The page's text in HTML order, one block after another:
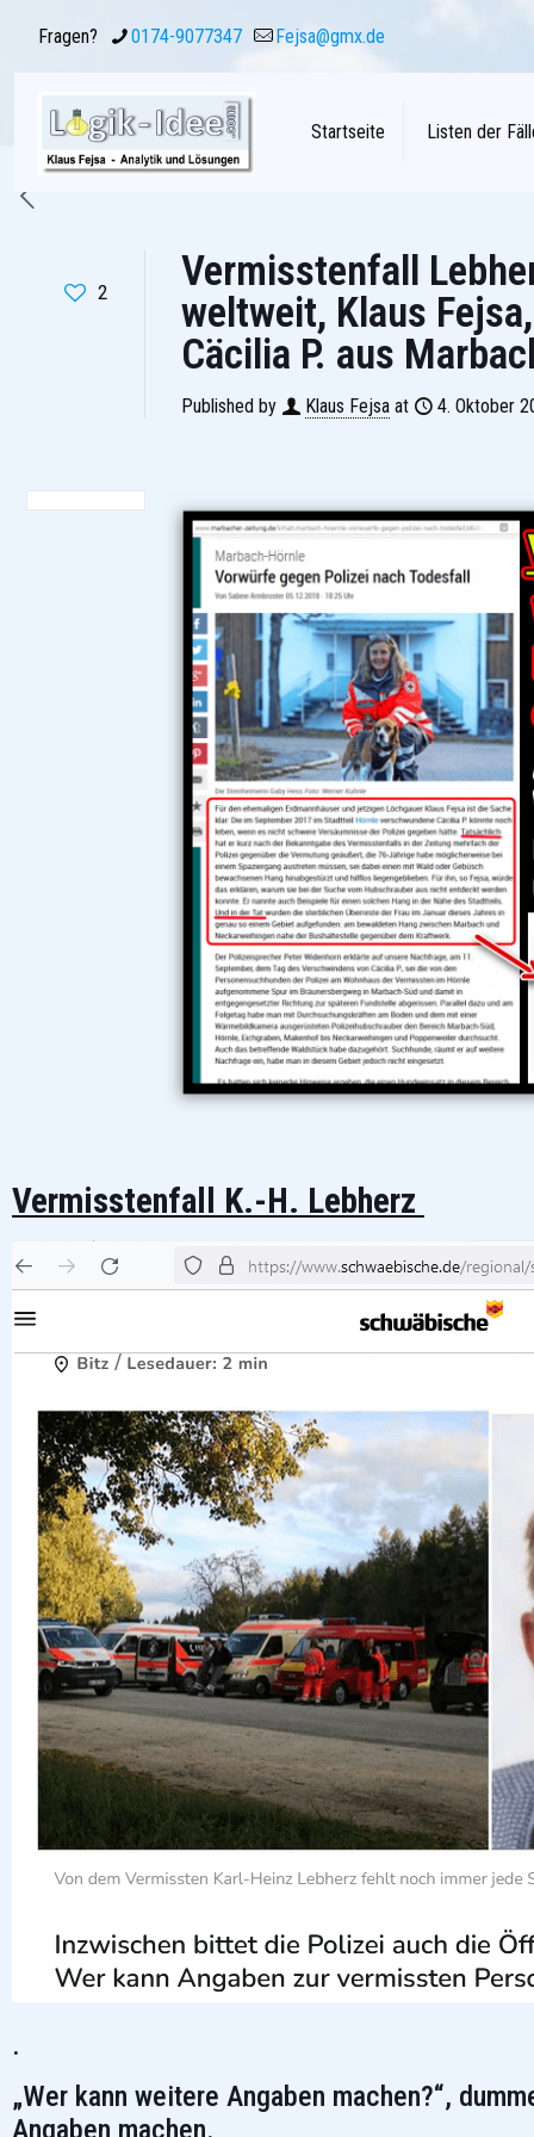
Fragen? 0174-9077347 Fejsa@gmx.de
Startseite Listen der
2
Vermisstenfall
weltweit, Klaus
Cäcilia P. aus
Published by Klaus Fejsa at 4. Oktober
Vermisstenfall K.-H. Lebherz
.
„Wer kann weitere Angaben machen?“,
Angaben machen.